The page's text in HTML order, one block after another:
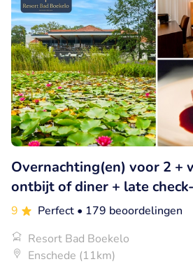
Overnachting(en) voor 2 +
ontbijt of diner + late
9 Perfect • 179 beoordelingen
Resort Bad Boekelo
Enschede (11km)